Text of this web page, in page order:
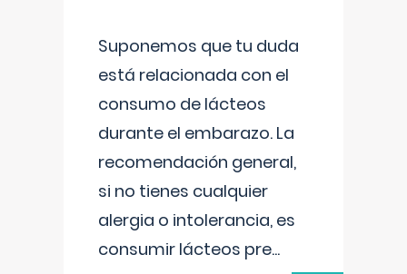
Suponemos que tu duda
está relacionada con el
consumo de lácteos
durante el embarazo. La
recomendación general,
si no tienes cualquier
alergia o intolerancia, es
consumir lácteos pre...